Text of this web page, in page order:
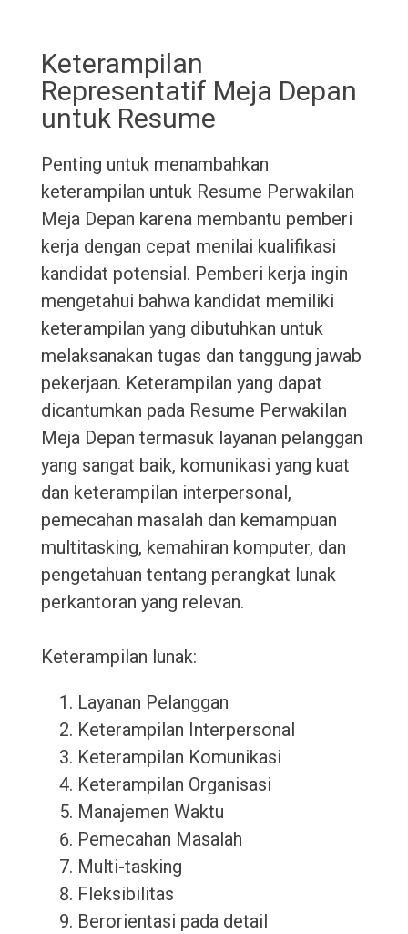
Keterampilan
Representatif Meja Depan
untuk Resume
Penting untuk menambahkan
keterampilan untuk Resume Perwakilan
Meja Depan karena membantu pemberi
kerja dengan cepat menilai kualifikasi
kandidat potensial. Pemberi kerja ingin
mengetahui bahwa kandidat memiliki
keterampilan yang dibutuhkan untuk
melaksanakan tugas dan tanggung jawab
pekerjaan. Keterampilan yang dapat
dicantumkan pada Resume Perwakilan
Meja Depan termasuk layanan pelanggan
yang sangat baik, komunikasi yang kuat
dan keterampilan interpersonal,
pemecahan masalah dan kemampuan
multitasking, kemahiran komputer, dan
pengetahuan tentang perangkat lunak
perkantoran yang relevan.
Keterampilan lunak:
Layanan Pelanggan
Keterampilan Interpersonal
Keterampilan Komunikasi
Keterampilan Organisasi
Manajemen Waktu
Pemecahan Masalah
Multi-tasking
Fleksibilitas
Berorientasi pada detail